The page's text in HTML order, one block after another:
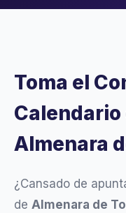
Toma el
Calendario
Almenara
¿Cansado de
de Almenara de